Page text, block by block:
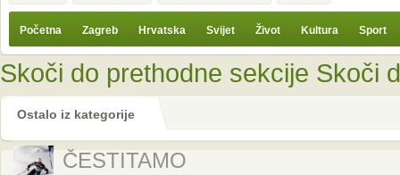
Početna Zagreb Hrvatska Svijet Život Kultura Sport
Skoči do prethodne sekcije Skoči
Ostalo iz kategorije
ČESTITAMO